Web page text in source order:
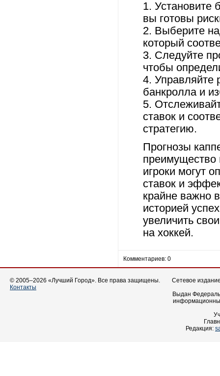
1. Установите
вы готовы
2. Выберите
который
3. Следуйте
чтобы
4. Управляйте
банкролла и
5.
ставок и
стратегию.
Прогнозы
преимущество
игроки могут
ставок и
крайне важно
историей
увеличить
на хоккей.
Комментариев: 0
© 2005–2026 «Лучший Город». Все права защищены.
Контакты
Сетевое
Выдан
Редакция: